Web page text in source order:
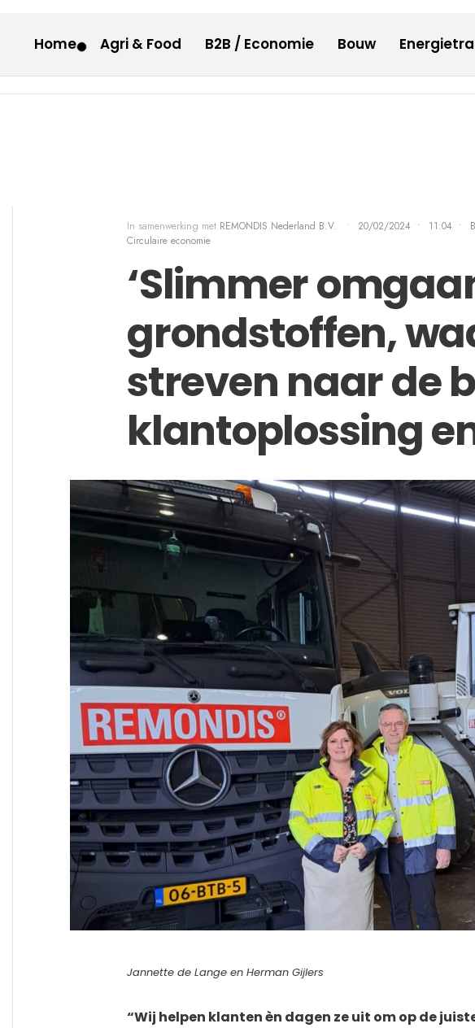
Home Agri & Food B2B / Economie Bouw
In samenwerking met REMONDIS Nederland B.V. • 20/02/2024 • 11:04 •
Circulaire economie
‘Slimmer
grondstoffen,
streven naar de
klantoplossing
Jannette de Lange en Herman Gijlers
“Wij helpen klanten èn dagen ze uit om op de